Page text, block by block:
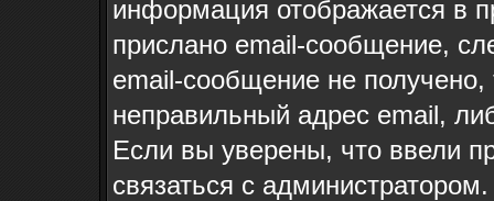
информация отображается в
прислано email-сообщение,
email-сообщение не
неправильный адрес email,
Если вы уверены, что ввели
связаться с администратором.